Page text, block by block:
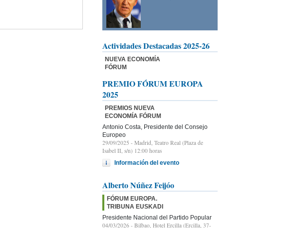
Actividades Destacadas 2025-26
NUEVA ECONOMÍA
FÓRUM
PREMIO FÓRUM EUROPA
2025
PREMIOS NUEVA
ECONOMÍA FÓRUM
Antonio Costa, Presidente del Consejo
Europeo
29/09/2025 - Madrid, Teatro Real (Plaza de
Isabel II, s/n) 12:00 horas
Información del evento
Alberto Núñez Feijóo
FÓRUM EUROPA.
TRIBUNA EUSKADI
Presidente Nacional del Partido Popular
04/03/2026 - Bilbao, Hotel Ercilla (Ercilla, 37-